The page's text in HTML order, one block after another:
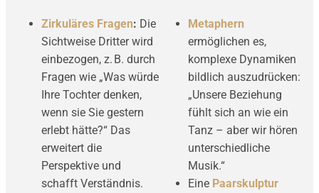
Zirkuläres Fragen: Die
Sichtweise Dritter wird
einbezogen, z. B. durch
Fragen wie „Was würde
Ihre Tochter denken,
wenn sie Sie gestern
erlebt hätte?“ Das
erweitert die
Perspektive und
schafft Verständnis.
Metaphern
ermöglichen es,
komplexe Dynamiken
bildlich auszudrücken:
„Unsere Beziehung
fühlt sich an wie ein
Tanz – aber wir hören
unterschiedliche
Musik.“
Eine Paarskulptur